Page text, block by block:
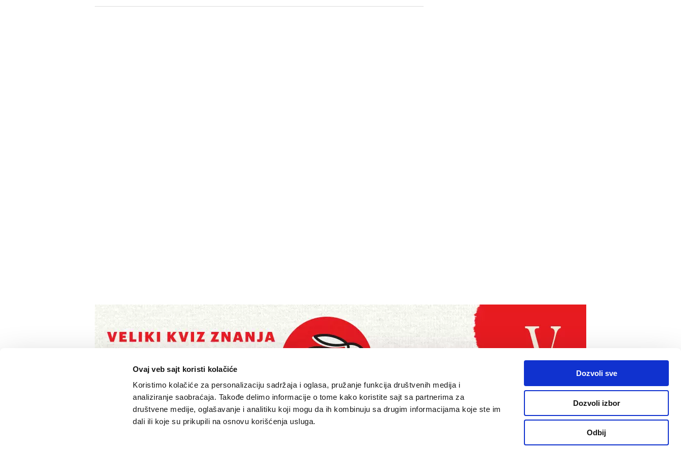
Ovaj veb sajt koristi kolačiće
Koristimo kolačiće za personalizaciju sadržaja i oglasa, pružanje funkcija društvenih medija i
analiziranje saobraćaja. Takođe delimo informacije o tome kako koristite sajt sa partnerima za
društvene medije, oglašavanje i analitiku koji mogu da ih kombinuju sa drugim informacijama koje ste im
dali ili koje su prikupili na osnovu korišćenja usluga.
Dozvoli sve
Dozvoli izbor
Odbij